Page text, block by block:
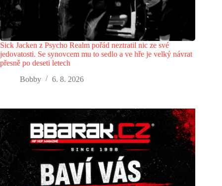
Sick Jacken z Psycho Realm pořád neztratil nic ze své
jedovatosti. Se synovcem mu to sedlo a ve hře je velký návrat
přesně po deseti letech
Bobby
6. 8. 2026